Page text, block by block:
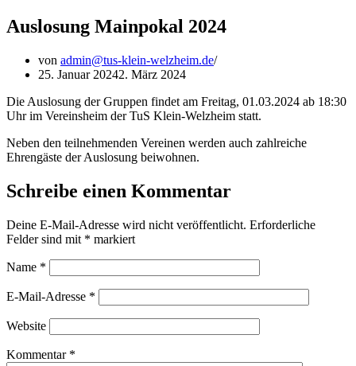
Auslosung Mainpokal 2024
von admin@tus-klein-welzheim.de
25. Januar 20242. März 2024
Die Auslosung der Gruppen findet am Freitag, 01.03.2024 ab 18:30
Uhr im Vereinsheim der TuS Klein-Welzheim statt.
Neben den teilnehmenden Vereinen werden auch zahlreiche
Ehrengäste der Auslosung beiwohnen.
Schreibe einen Kommentar
Deine E-Mail-Adresse wird nicht veröffentlicht. Erforderliche
Felder sind mit * markiert
Name *
E-Mail-Adresse *
Website
Kommentar *